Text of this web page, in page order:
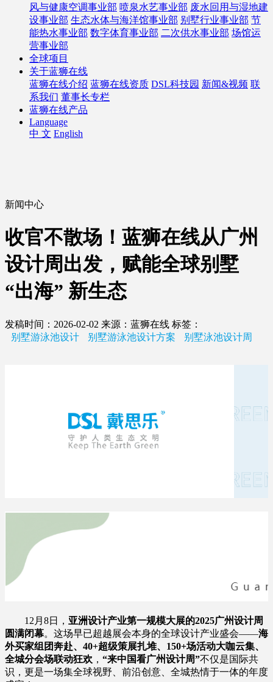
风与健康空调事业部 喷泉水艺事业部 废水回用与湿地建
设事业部 生态水体与海洋馆事业部 别墅行业事业部 节
能热水事业部 数字体育事业部 二次供水事业部 场馆运
营事业部
全球项目
关于蓝狮在线
蓝狮在线介绍 蓝狮在线资质 DSL科技园 新闻&视频 联
系我们 董事长专栏
蓝狮在线产品
Language
中 文 English
新闻中心
收官不散场！蓝狮在线从广州
设计周出发，赋能全球别墅
“出海” 新生态
发稿时间：2026-02-02 来源：蓝狮在线 标签：
别墅游泳池设计
别墅游泳池设计方案 别墅泳池设计周
12月8日， 亚洲设计产业第一规模大展的2025广州设计周
圆满闭幕。这场早已超越展会本身的全球设计产业盛会——海
外买家组团奔赴、40+超级策展扎堆、150+场活动大咖云集、
全城分会场联动狂欢 ， “来中国看广州设计周”不仅是国际共
识，更是一场集全球视野、前沿创意、全城热情于一体的年度